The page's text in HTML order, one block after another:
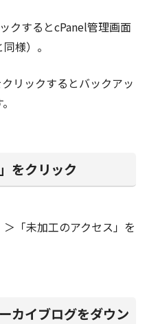
クするとcPanel管理画面
様）。
リックするとバックアッ
をクリック
「未加工のアクセス」を
カイブログをダウン